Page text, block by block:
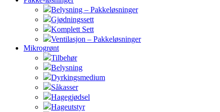
Belysning – Pakkeløsninger
Gjødningssett
Komplett Sett
Ventilasjon – Pakkeløsninger
Mikrogrønt
Tilbehør
Belysning
Dyrkingsmedium
Såkasser
Hagegjødsel
Hageutstyr